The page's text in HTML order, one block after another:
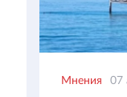
Мнения 07